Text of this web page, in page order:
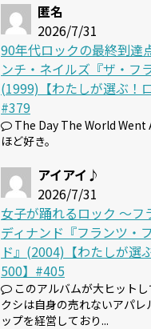
匿名
2026/7/31
90年代ロックの最終到達
ンチ・ネイルズ『ザ・フ
(1999)【わたしが選ぶ！
#379
The Day The World Went
ほど好き。
アイアイ♪
2026/7/31
女子が踊れるロック 〜フ
ディナンド『フランツ・
ド』(2004)【わたしが選
500】#405
このアルバムが大ヒット
クシは自身の売れないアパレ
ップを経営しており...